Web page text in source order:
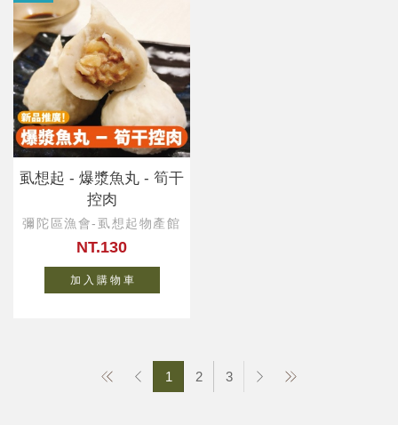
虱想起 - 爆漿魚丸 - 筍干
控肉
彌陀區漁會-虱想起物產館
NT.130
加 入 購 物 車
1 2 3